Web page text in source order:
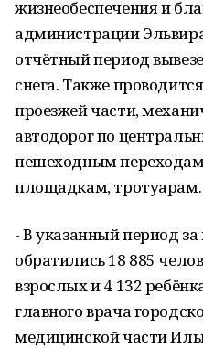
жизнеобеспечения и
администрации
отчётный период
снега. Также
проезжей части,
автодорог по
пешеходным
площадкам, тротуарам.
- В указанный период
обратились 18 885
взрослых и 4 132
главного врача
медицинской части